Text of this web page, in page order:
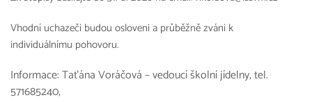
Vhodní uchazeči budou osloveni a průběžně zváni k
individuálnímu pohovoru.
Informace: Taťána Voráčová – vedoucí školní jídelny, tel.
571685240,